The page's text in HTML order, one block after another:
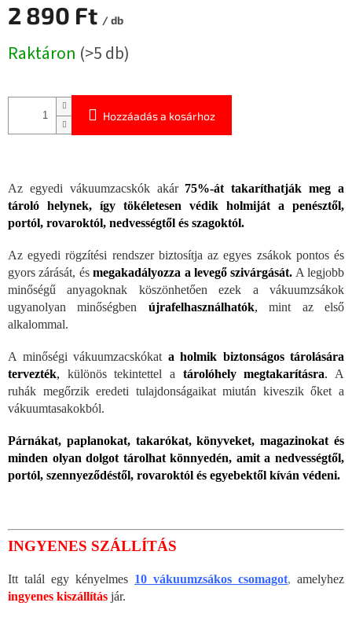
2 890 Ft / db
Raktáron (>5 db)
Hozzáadás a kosárhoz
Az egyedi vákuumzacskók akár 75%-át takaríthatják meg a
tároló helynek, így tökéletesen védik holmiját a penésztől,
portól, rovaroktól, nedvességtől és szagoktól.
Az egyedi rögzítési rendszer biztosítja az egyes zsákok pontos és
gyors zárását, ésmegakadályozza a levegő szivárgását. A legjobb
minőségű anyagoknak köszönhetően ezek a vákuumzsákok
ugyanolyan minőségben újrafelhasználhatók, mint az első
alkalommal.
A minőségi vákuumzacskókat a holmik biztonságos tárolására
tervezték, különös tekintettel a tárolóhely megtakarításra. A
ruhák megőrzik eredeti tulajdonságaikat miután kiveszik őket a
vákuumtasakokból.
Párnákat, paplanokat, takarókat, könyveket, magazinokat és
minden olyan dolgot tárolhat könnyedén, amit a nedvességtől,
portól, szennyeződéstől, rovaroktól és egyebektől kíván védeni.
INGYENES SZÁLLÍTÁS
Itt talál egy kényelmes 10 vákuumzsákos csomagot, amelyhez
ingyenes kiszállítás jár.